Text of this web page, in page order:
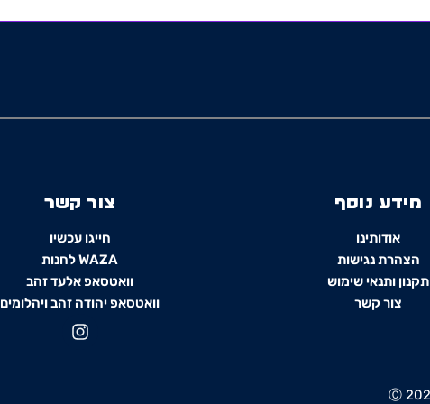
מידע נוסף
אודותינו
הצהרת נגישות
תקנון ותנאי שימוש
צור קשר
צור קשר
חייגו עכשיו
WAZA לחנות
וואטסאפ אלעד זהב
וואטסאפ יהודה זהב ויהלומים
I
n